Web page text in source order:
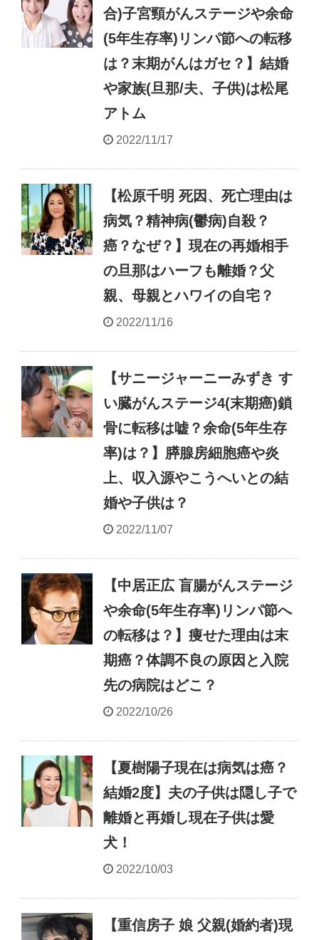
合)子宮頸がんステージや余命
(5年生存率)リンパ節への転移
は？末期がんはガセ？】結婚
や家族(旦那/夫、子供)は松尾
アトム
2022/11/17
【松原千明 死因、死亡理由は
病気？精神病(鬱病)自殺？
癌？なぜ？】現在の再婚相手
の旦那はハーフも離婚？父
親、母親とハワイの自宅？
2022/11/16
【サニージャーニーみずき す
い臓がんステージ4(末期癌)鎖
骨に転移は嘘？余命(5年生存
率)は？】膵腺房細胞癌や炎
上、収入源やこうへいとの結
婚や子供は？
2022/11/07
【中居正広 盲腸がんステージ
や余命(5年生存率)リンパ節へ
の転移は？】痩せた理由は末
期癌？体調不良の原因と入院
先の病院はどこ？
2022/10/26
【夏樹陽子現在は病気は癌？
結婚2度】夫の子供は隠し子で
離婚と再婚し現在子供は愛
犬！
2022/10/03
【重信房子 娘 父親(婚約者)現